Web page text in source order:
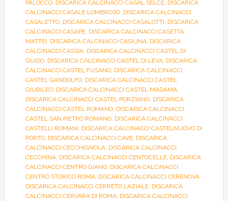
PALOCCO, DISCARICA CALCINACCI CASAL SELCE, DISCARICA
CALCINACCI CASALE LOMBROSO, DISCARICA CALCINACCI
CASALETTO, DISCARICA CALCINACCI CASALOTTI, DISCARICA
CALCINACCI CASAPE, DISCARICA CALCINACCI CASETTA
MATTEI, DISCARICA CALCINACCI CASILINA, DISCARICA
CALCINACCI CASSIA, DISCARICA CALCINACCI CASTEL DI
GUIDO, DISCARICA CALCINACCI CASTEL DI LEVA, DISCARICA
CALCINACCI CASTEL FUSANO, DISCARICA CALCINACCI
CASTEL GANDOLFO, DISCARICA CALCINACCI CASTEL
GIUBILEO, DISCARICA CALCINACCI CASTEL MADAMA,
DISCARICA CALCINACCI CASTEL PORZIANO, DISCARICA
CALCINACCI CASTEL ROMANO, DISCARICA CALCINACCI
CASTEL SAN PIETRO ROMANO, DISCARICA CALCINACCI
CASTELLI ROMANI, DISCARICA CALCINACCI CASTELNUOVO DI
PORTO, DISCARICA CALCINACCI CAVE, DISCARICA
CALCINACCI CECCHIGNOLA, DISCARICA CALCINACCI
CECCHINA, DISCARICA CALCINACCI CENTOCELLE, DISCARICA
CALCINACCI CENTRO GIANO, DISCARICA CALCINACCI
CENTRO STORICO ROMA, DISCARICA CALCINACCI CERENOVA,
DISCARICA CALCINACCI CERRETO LAZIALE, DISCARICA
CALCINACCI CERVARA DI ROMA, DISCARICA CALCINACCI